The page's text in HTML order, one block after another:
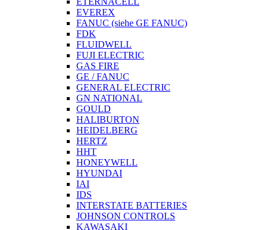
EVEREX
FANUC (siehe GE FANUC)
FDK
FLUIDWELL
FUJI ELECTRIC
GAS FIRE
GE / FANUC
GENERAL ELECTRIC
GN NATIONAL
GOULD
HALIBURTON
HEIDELBERG
HERTZ
HHT
HONEYWELL
HYUNDAI
IAI
IDS
INTERSTATE BATTERIES
JOHNSON CONTROLS
KAWASAKI